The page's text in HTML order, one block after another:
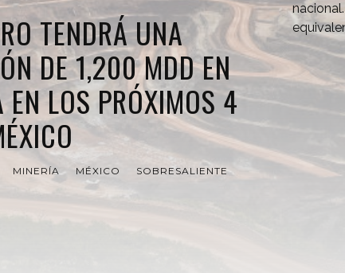
TENDRÁ UNA
DE 1,200 MDD EN
EN LOS PRÓXIMOS 4
MINERÍA MÉXICO SOBRESALIENTE